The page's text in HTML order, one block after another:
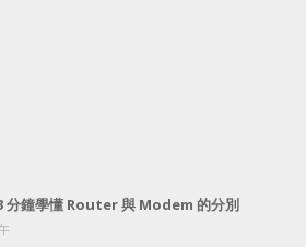
3 分鐘學懂 Router 與 Modem 的分別